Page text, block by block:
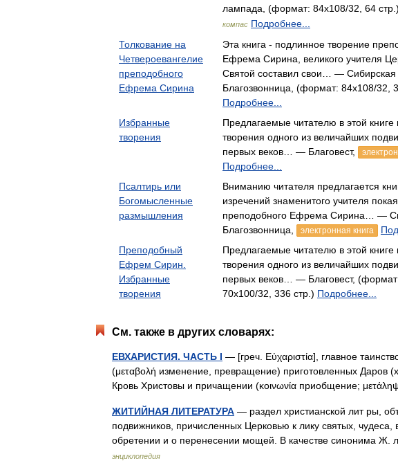
лампада, (формат: 84x108/32, 64 стр.)
компас Подробнее...
Толкование на
Четвероевангелие
преподобного
Ефрема Сирина
Эта книга - подлинное творение
Ефрема Сирина, великого учителя
Святой составил свои… — Сибирская
Благозвонница, (формат: 84x108/32,
Подробнее...
Избранные
творения
Предлагаемые читателю в этой
творения одного из величайших
первых веков… — Благовест,
Подробнее...
Псалтирь или
Богомысленные
размышления
Вниманию читателя предлагается
изречений знаменитого учителя
преподобного Ефрема Сирина… —
Благозвонница,
электронная книга
Преподобный
Ефрем Сирин.
Избранные
творения
Предлагаемые читателю в этой
творения одного из величайших
первых веков… — Благовест,
70x100/32, 336 стр.) Подробнее...
См. также в других словарях:
ЕВХАРИСТИЯ. ЧАСТЬ I — [греч. Εὐχαριστία], главное
(μεταβολή изменение, превращение) приготовленных Даров
Кровь Христовы и причащении (κοινωνία приобщение;
ЖИТИЙНАЯ ЛИТЕРАТУРА — раздел христианской лит ры,
подвижников, причисленных Церковью к лику святых,
обретении и о перенесении мощей. В качестве синонима Ж.
энциклопедия